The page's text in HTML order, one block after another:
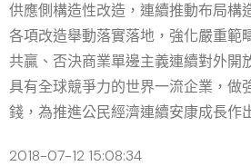
供應側構造性改造，連續推動布局構
各項改造舉動落實落地，強化嚴重範
共贏、否決商業單邊主義連續對外開
具有全球競爭力的世界一流企業，做
錢，為推進公民經濟連續安康成長作
2018-07-12 15:08:34